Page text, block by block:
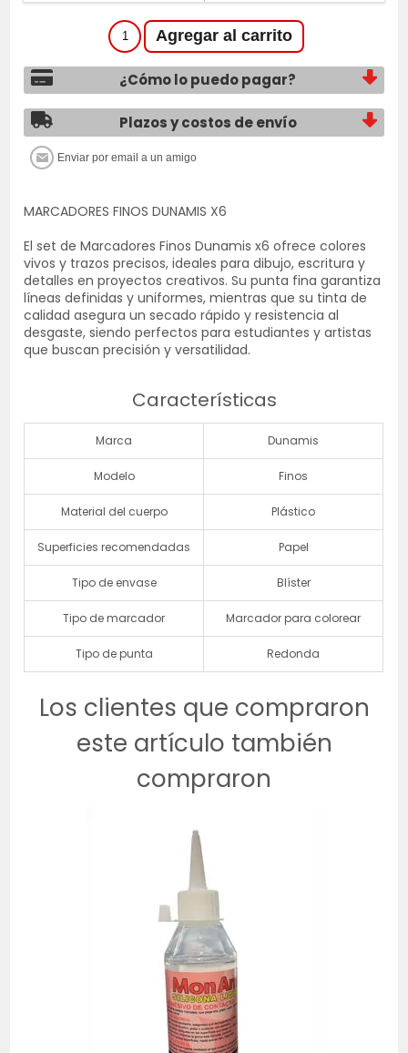
¿Cómo lo puedo pagar?
Plazos y costos de envío
MARCADORES FINOS DUNAMIS X6
El set de Marcadores Finos Dunamis x6 ofrece colores
vivos y trazos precisos, ideales para dibujo, escritura y
detalles en proyectos creativos. Su punta fina garantiza
líneas definidas y uniformes, mientras que su tinta de
calidad asegura un secado rápido y resistencia al
desgaste, siendo perfectos para estudiantes y artistas
que buscan precisión y versatilidad.
Características
Marca Dunamis
Modelo Finos
Material del cuerpo Plástico
Superficies recomendadas Papel
Tipo de envase Blíster
Tipo de marcador Marcador para colorear
Tipo de punta Redonda
Los clientes que compraron
este artículo también
compraron